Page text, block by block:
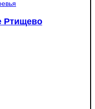
Ртищево